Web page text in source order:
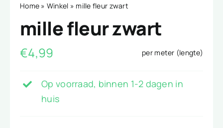
Home » Winkel » mille fleur zwart
mille fleur zwart
€4,99 per meter (lengte)
Op voorraad, binnen 1-2 dagen in
huis